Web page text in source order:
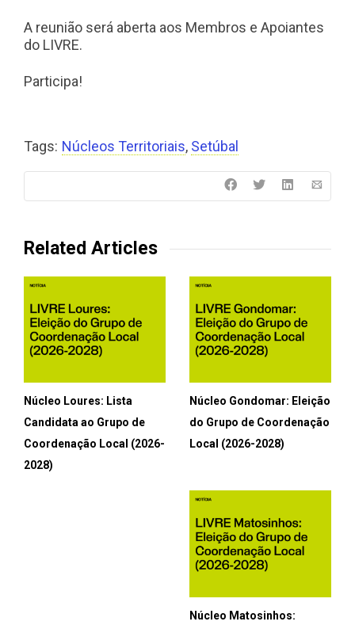
A reunião será aberta aos Membros e Apoiantes
do LIVRE.
Participa!
Tags: Núcleos Territoriais, Setúbal
Related Articles
Núcleo Loures: Lista
Candidata ao Grupo de
Coordenação Local (2026-
2028)
Núcleo Gondomar: Eleição
do Grupo de Coordenação
Local (2026-2028)
Núcleo Matosinhos: